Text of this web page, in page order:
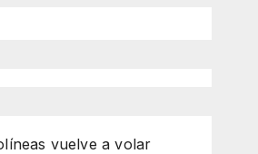
vuelve a volar